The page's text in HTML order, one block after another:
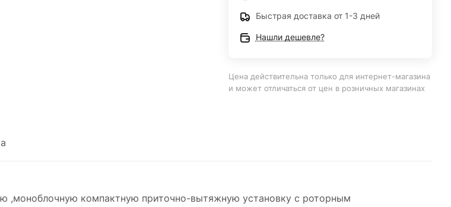
Быстрая доставка от 1-3 дней
Нашли дешевле?
Цена действительна только для интернет-магазина
и может отличаться от цен в розничных магазинах
,моноблочную компактную приточно-вытяжную установку с роторным